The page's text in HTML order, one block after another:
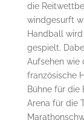
die
windgesurft
Handball wird
gespielt.
Aufsehen wie
französische
Bühne für die
Arena für die